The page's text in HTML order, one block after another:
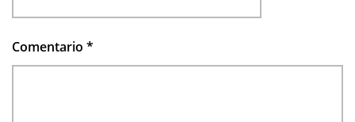
Comentario *